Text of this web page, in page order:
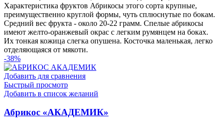
Характеристика фруктов Абрикосы этого сорта крупные,
преимущественно круглой формы, чуть сплюснутые по бокам.
Средний вес фрукта - около 20-22 грамм. Спелые абрикосы
имеют желто-оранжевый окрас с легким румянцем на боках.
Их тонкая кожица слегка опушена. Косточка маленькая, легко
отделяющаяся от мякоти.
-38%
Добавить для сравнения
Быстрый просмотр
Добавить в список желаний
Абрикос «АКАДЕМИК»